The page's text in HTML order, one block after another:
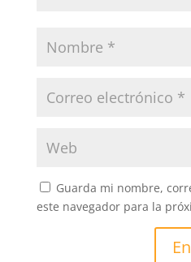
Guarda mi nombre,
este navegador para la